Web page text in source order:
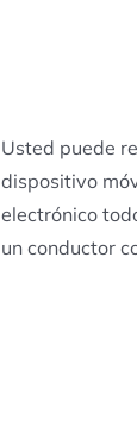
Usted puede
dispositivo
electrónico
un conductor